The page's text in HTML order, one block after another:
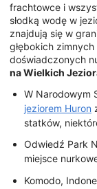
frachtowce i
słodką wodę w
znajdują się w
głębokich
doświadczonych
na Wielkich
W Narodowym
jeziorem Huron
statków,
Odwiedź Park
miejsce
Komodo,